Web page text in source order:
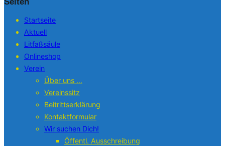
Startseite
Aktuell
Litfaßsäule
Onlineshop
Verein
Über uns …
Vereinssitz
Beitrittserklärung
Kontaktformular
Wir suchen Dich!
Öffentl. Ausschreibung